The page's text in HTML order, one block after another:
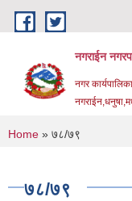
Skip to main content
नगराईन
नगर
You are
Home » ७८/७९
७८/७९